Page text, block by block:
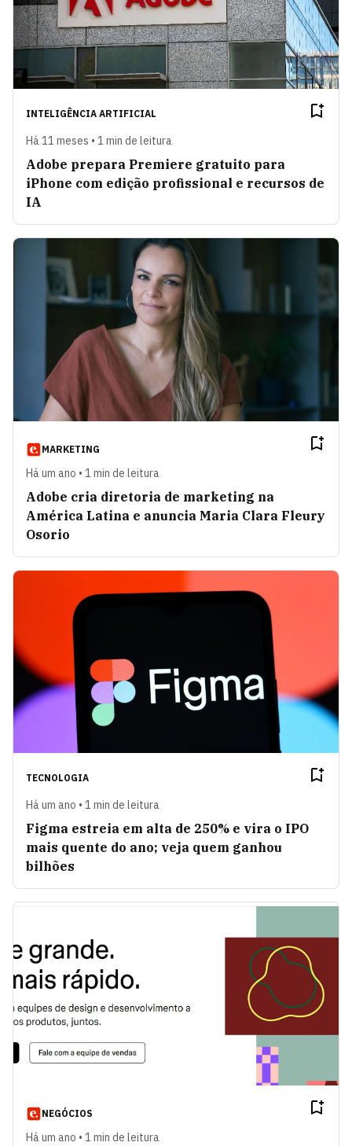
INTELIGÊNCIA ARTIFICIAL
Há 11 meses • 1 min de leitura
Adobe prepara Premiere gratuito para
iPhone com edição profissional e recursos de
IA
MARKETING
Há um ano • 1 min de leitura
Adobe cria diretoria de marketing na
América Latina e anuncia Maria Clara Fleury
Osorio
TECNOLOGIA
Há um ano • 1 min de leitura
Figma estreia em alta de 250% e vira o IPO
mais quente do ano; veja quem ganhou
bilhões
NEGÓCIOS
Há um ano • 1 min de leitura